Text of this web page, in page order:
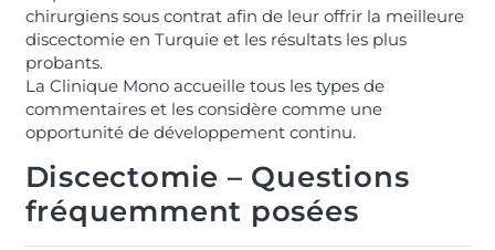
chirurgiens sous contrat afin de leur offrir la meilleure
discectomie en Turquie et les résultats les plus
probants.
La Clinique Mono accueille tous les types de
commentaires et les considère comme une
opportunité de développement continu.
Discectomie – Questions
fréquemment posées